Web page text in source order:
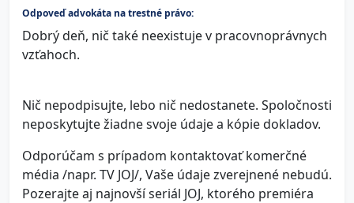
Odpoveď advokáta na trestné právo:
Dobrý deň, nič také neexistuje v pracovnoprávnych
vzťahoch.
Nič nepodpisujte, lebo nič nedostanete. Spoločnosti
neposkytujte žiadne svoje údaje a kópie dokladov.
Odporúčam s prípadom kontaktovať komerčné
média /napr. TV JOJ/, Vaše údaje zverejnené nebudú.
Pozerajte aj najnovší seriál JOJ, ktorého premiéra